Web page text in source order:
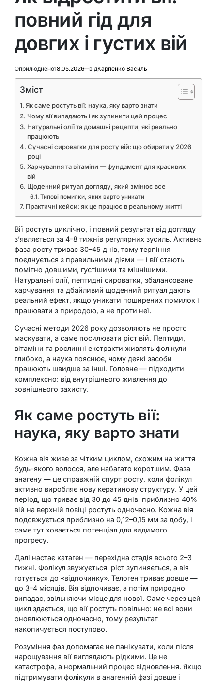
повний гід для
довгих і густих вій
Оприлюднено18.05.2026 відКарпенко Василь
Зміст
Як саме ростуть вії: наука, яку варто знати
Чому вії випадають і як зупинити цей процес
Натуральні олії та домашні рецепти, які реально
працюють
Сучасні сироватки для росту вій: що обирати у 2026
році
Харчування та вітаміни — фундамент для красивих
вій
Щоденний ритуал догляду, який змінює все
Типові помилки, яких варто уникати
Практичні кейси: як це працює в реальному житті
Вії ростуть циклічно, і повний результат від догляду
з’являється за 4–8 тижнів регулярних зусиль. Активна
фаза росту триває 30–45 днів, тому терпіння
поєднується з правильними діями — і вії стають
помітно довшими, густішими та міцнішими.
Натуральні олії, пептидні сироватки, збалансоване
харчування та дбайливий щоденний ритуал дають
реальний ефект, якщо уникати поширених помилок і
працювати з природою, а не проти неї.
Сучасні методи 2026 року дозволяють не просто
маскувати, а саме посилювати ріст вій. Пептиди,
вітаміни та рослинні екстракти живлять фолікули
глибоко, а наука пояснює, чому деякі засоби
працюють швидше за інші. Головне — підходити
комплексно: від внутрішнього живлення до
зовнішнього захисту.
Як саме ростуть вії:
наука, яку варто знати
Кожна вія живе за чітким циклом, схожим на життя
будь-якого волосся, але набагато коротшим. Фаза
анагену — це справжній спурт росту, коли фолікул
активно виробляє нову кератинову структуру. У цей
період, що триває від 30 до 45 днів, приблизно 40%
вій на верхній повіці ростуть одночасно. Кожна вія
подовжується приблизно на 0,12–0,15 мм за добу, і
саме тут ховається потенціал для видимого
прогресу.
Далі настає катаген — перехідна стадія всього 2–3
тижні. Фолікул звужується, ріст зупиняється, а вія
готується до «відпочинку». Телоген триває довше —
до 3–4 місяців. Вія відпочиває, а потім природно
випадає, звільняючи місце для нової. Саме через цей
цикл здається, що вії ростуть повільно: не всі вони
оновлюються одночасно, тому результат
накопичується поступово.
Розуміння фаз допомагає не панікувати, коли після
нарощування вії виглядають рідкими. Це не
катастрофа, а нормальний процес відновлення. Якщо
підтримувати фолікули в анагенній фазі довше і